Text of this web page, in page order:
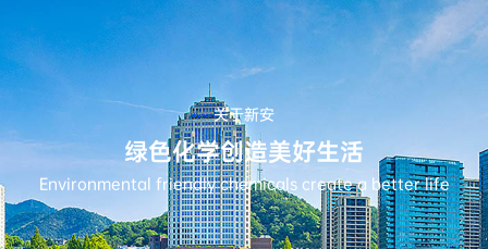
关于新安
绿色化学创造美好生活
Environmental friendly chemicals create a better life